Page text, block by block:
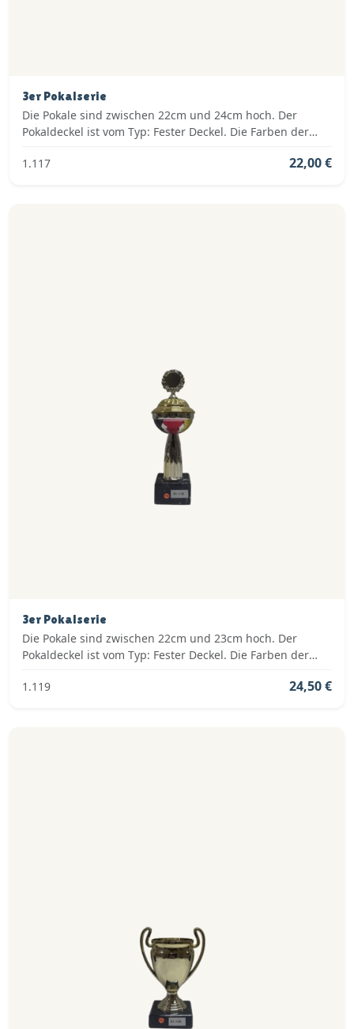
3er Pokalserie
Die Pokale sind zwischen 22cm und 24cm hoch. Der
Pokaldeckel ist vom Typ: Fester Deckel. Die Farben der
1.117
22,00 €
3er Pokalserie
Die Pokale sind zwischen 22cm und 23cm hoch. Der
Pokaldeckel ist vom Typ: Fester Deckel. Die Farben der
1.119
24,50 €